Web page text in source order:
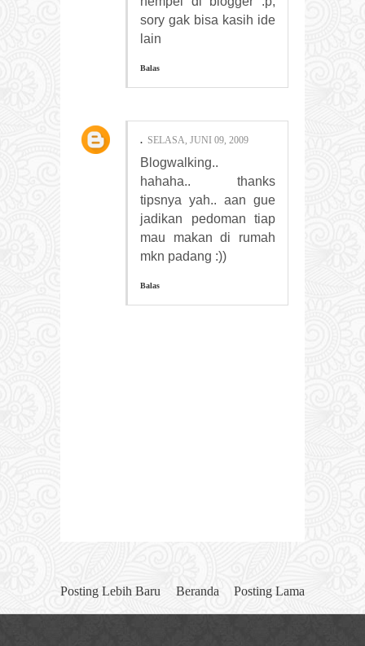
sory gak bisa kasih ide
lain
Balas
. SELASA, JUNI 09, 2009
Blogwalking..
hahaha.. thanks
tipsnya yah.. aan gue
jadikan pedoman tiap
mau makan di rumah
mkn padang :))
Balas
Posting Lebih Baru Posting Lama
Beranda